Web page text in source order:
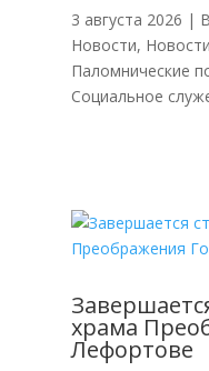
3 августа 2026 |
Новости,
Паломнические
Социальное
храма
Лефортове